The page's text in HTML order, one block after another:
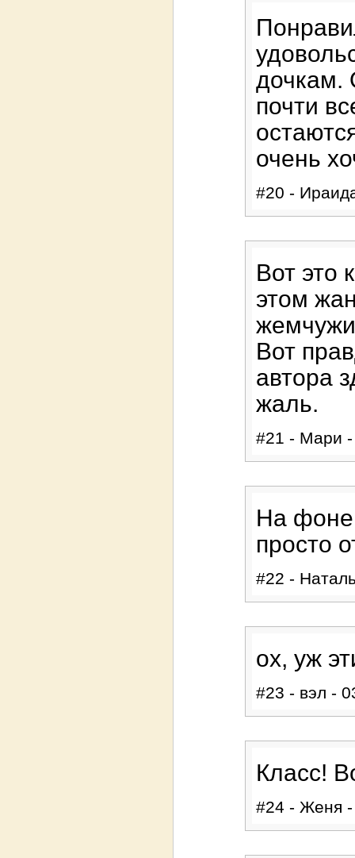
дочкам.
почти
очень
#20 -
Вот это
этом
Вот
автора
жаль.
#21 - Мари
На фоне
просто
#22 -
ох, уж
#23 - вэл -
Класс!
#24 - Женя